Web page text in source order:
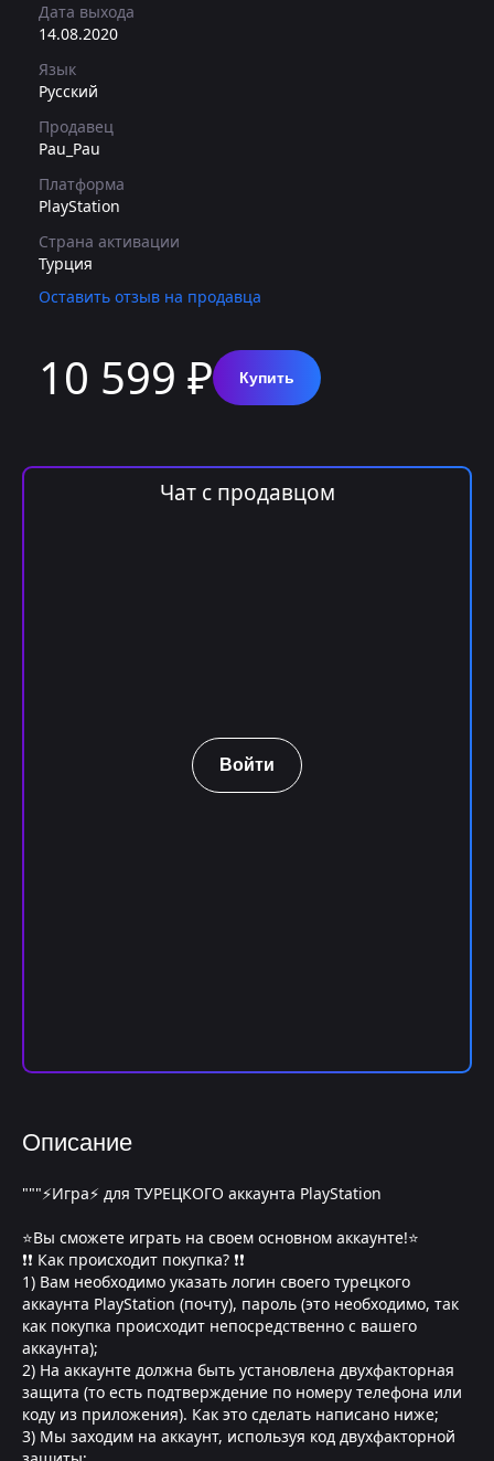
Дата выхода
14.08.2020
Язык
Русский
Продавец
Pau_Pau
Платформа
PlayStation
Страна активации
Турция
Оставить отзыв на продавца
10 599 ₽ Купить
Чат с продавцом
Войти
Описание
"""⚡Игра⚡ для ТУРЕЦКОГО аккаунта PlayStation
⭐Вы сможете играть на своем основном аккаунте!⭐
❗❗ Как происходит покупка? ❗❗
1) Вам необходимо указать логин своего турецкого
аккаунта PlayStation (почту), пароль (это необходимо, так
как покупка происходит непосредственно с вашего
аккаунта);
2) На аккаунте должна быть установлена двухфакторная
защита (то есть подтверждение по номеру телефона или
коду из приложения). Как это сделать написано ниже;
3) Мы заходим на аккаунт, используя код двухфакторной